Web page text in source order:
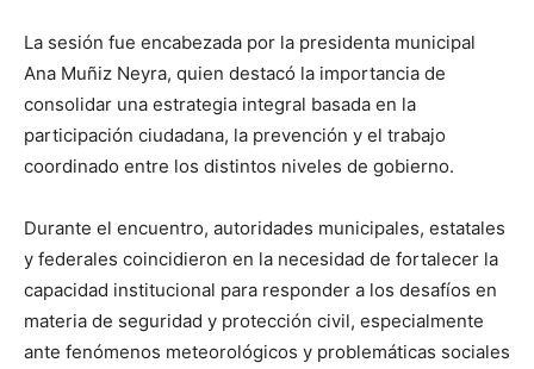
La sesión fue encabezada por la presidenta municipal
Ana Muñiz Neyra, quien destacó la importancia de
consolidar una estrategia integral basada en la
participación ciudadana, la prevención y el trabajo
coordinado entre los distintos niveles de gobierno.
Durante el encuentro, autoridades municipales, estatales
y federales coincidieron en la necesidad de fortalecer la
capacidad institucional para responder a los desafíos en
materia de seguridad y protección civil, especialmente
ante fenómenos meteorológicos y problemáticas sociales